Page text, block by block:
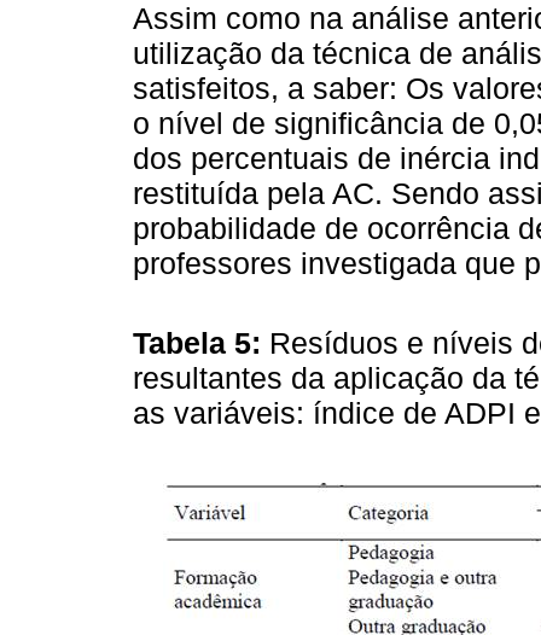
Assim como na análise
utilização da técnica de
satisfeitos, a saber: Os
o nível de significância de
dos percentuais de inércia
restituída pela AC. Sendo
probabilidade de ocorrência
professores investigada que
Tabela 5: Resíduos e níveis
resultantes da aplicação da
as variáveis: índice de ADPI